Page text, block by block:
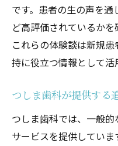
です。患者の生の声を
ど高評価されているかを
これらの体験談は新規
持に役立つ情報として活
つしま歯科が提供する
つしま歯科では、一般
サービスを提供してい